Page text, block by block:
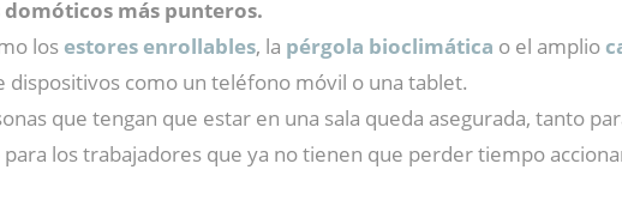
más punteros.
los estores enrollables, la pérgola bioclimática o el amplio
como un teléfono móvil o una tablet.
que tengan que estar en una sala queda asegurada, tanto
los trabajadores que ya no tienen que perder tiempo